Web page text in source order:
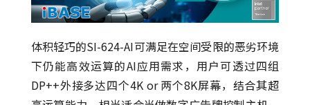
体积轻巧的SI-624-AI可满足在空间受限的恶劣环境
下仍能高效运算的AI应用需求，用户可透过四组
DP++外接多达四个4K or 两个8K屏幕，结合其超